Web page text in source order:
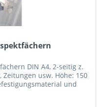
DIN A4, 2-seitig z.
usw. Höhe: 150
und